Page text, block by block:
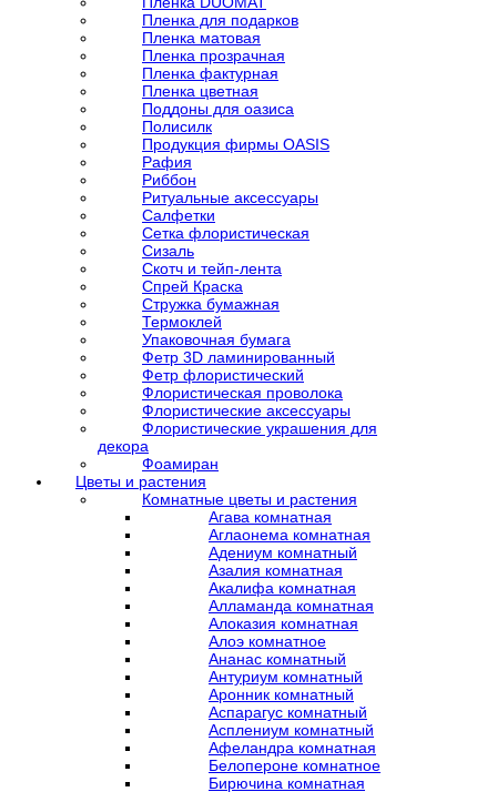
Пленка для подарков
Пленка матовая
Пленка прозрачная
Пленка фактурная
Пленка цветная
Поддоны для оазиса
Полисилк
Продукция фирмы OASIS
Рафия
Риббон
Ритуальные аксессуары
Салфетки
Сетка флористическая
Сизаль
Скотч и тейп-лента
Спрей Краска
Стружка бумажная
Термоклей
Упаковочная бумага
Фетр 3D ламинированный
Фетр флористический
Флористическая проволока
Флористические аксессуары
Флористические украшения для
декора
Фоамиран
Цветы и растения
Комнатные цветы и растения
Агава комнатная
Аглаонема комнатная
Адениум комнатный
Азалия комнатная
Акалифа комнатная
Алламанда комнатная
Алоказия комнатная
Алоэ комнатное
Ананас комнатный
Антуриум комнатный
Аронник комнатный
Аспарагус комнатный
Асплениум комнатный
Афеландра комнатная
Белопероне комнатное
Бирючина комнатная